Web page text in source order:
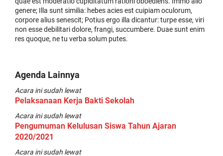
genere; Illa sunt similia: hebes acies est cuipiam oculorum,
corpore alius senescit; Potius ergo illa dicantur: turpe esse, viri
non esse debilitari dolore, frangi, succumbere. Duae sunt enim
res quoque, ne tu verba solum putes.
Agenda Lainnya
Acara ini sudah lewat
Pelaksanaan Kerja Bakti Sekolah
Acara ini sudah lewat
Pengumuman Kelulusan Siswa Tahun Ajaran
2020/2021
Acara ini sudah lewat